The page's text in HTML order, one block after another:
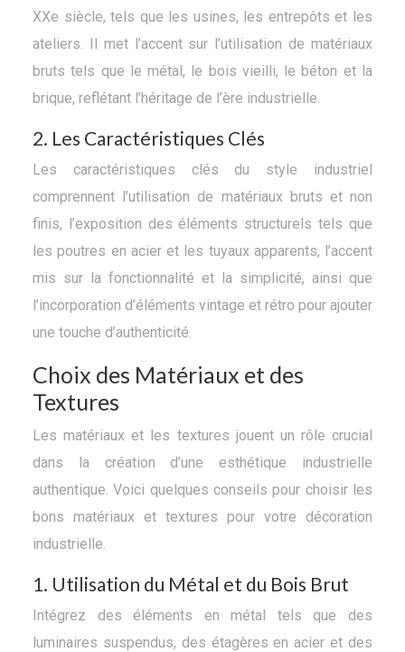
XXe siècle, tels que les usines, les entrepôts et les
ateliers. Il met l’accent sur l’utilisation de matériaux
bruts tels que le métal, le bois vieilli, le béton et la
brique, reflétant l’héritage de l’ère industrielle.
2. Les Caractéristiques Clés
Les caractéristiques clés du style industriel
comprennent l’utilisation de matériaux bruts et non
finis, l’exposition des éléments structurels tels que
les poutres en acier et les tuyaux apparents, l’accent
mis sur la fonctionnalité et la simplicité, ainsi que
l’incorporation d’éléments vintage et rétro pour ajouter
une touche d’authenticité.
Choix des Matériaux et des
Textures
Les matériaux et les textures jouent un rôle crucial
dans la création d’une esthétique industrielle
authentique. Voici quelques conseils pour choisir les
bons matériaux et textures pour votre décoration
industrielle.
1. Utilisation du Métal et du Bois Brut
Intégrez des éléments en métal tels que des
luminaires suspendus, des étagères en acier et des